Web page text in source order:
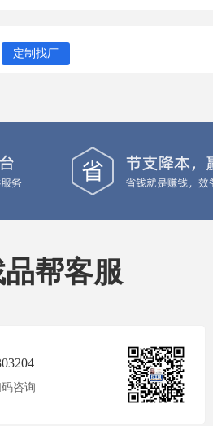
定制找厂
帮客服
咨询